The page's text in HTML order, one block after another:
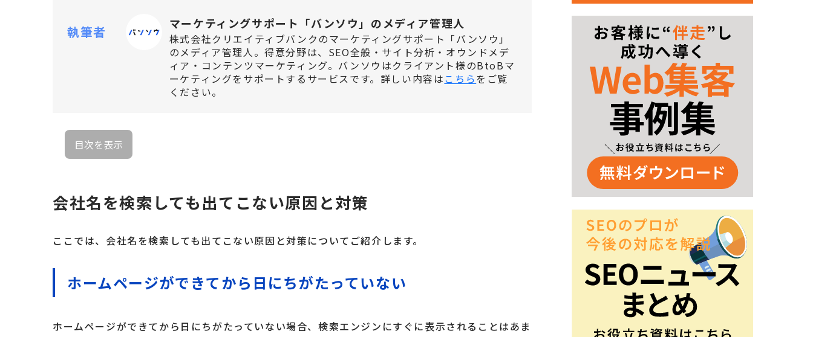
執筆者 マーケティングサポート「バンソウ」のメディア管理人
株式会社クリエイティブバンクのマーケティングサポート「バンソウ」
のメディア管理人。得意分野は、SEO全般・サイト分析・オウンドメデ
ィア・コンテンツマーケティング。バンソウはクライアント様のBtoBマ
ーケティングをサポートするサービスです。詳しい内容はこちらをご覧
ください。
目次を表示
会社名を検索しても出てこない原因と対策
ここでは、会社名を検索しても出てこない原因と対策についてご紹介します。
ホームページができてから日にちがたっていない
ホームページができてから日にちがたっていない場合、検索エンジンにすぐに表示されることはあま